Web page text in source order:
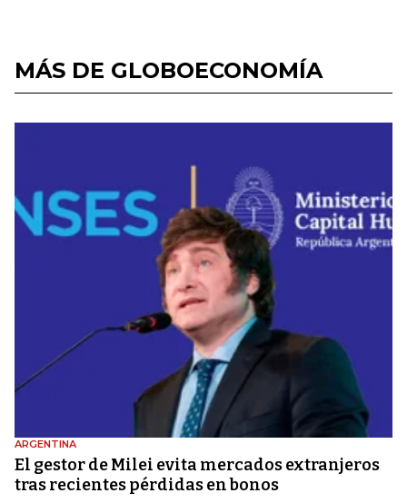
MÁS DE GLOBOECONOMÍA
ARGENTINA
El gestor de Milei evita mercados extranjeros
tras recientes pérdidas en bonos